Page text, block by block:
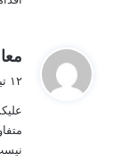
۱۲ تیر ۱۳۹۶ در ۱۱:۳۶ ب٫ظ